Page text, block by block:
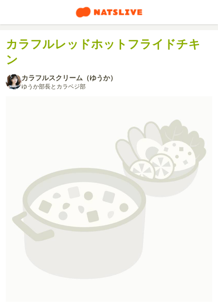
カラフルレッドホットフライドチキ
ン
カラフルスクリーム（ゆうか）
ゆうか部長とカラベジ部